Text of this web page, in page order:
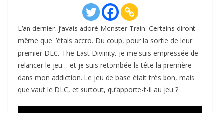
L’an dernier, j’avais adoré Monster Train. Certains diront
même que j’étais accro. Du coup, pour la sortie de leur
premier DLC, The Last Divinity, je me suis empressée de
relancer le jeu… et je suis retombée la tête la première
dans mon addiction. Le jeu de base était très bon, mais
que vaut le DLC, et surtout, qu’apporte-t-il au jeu ?